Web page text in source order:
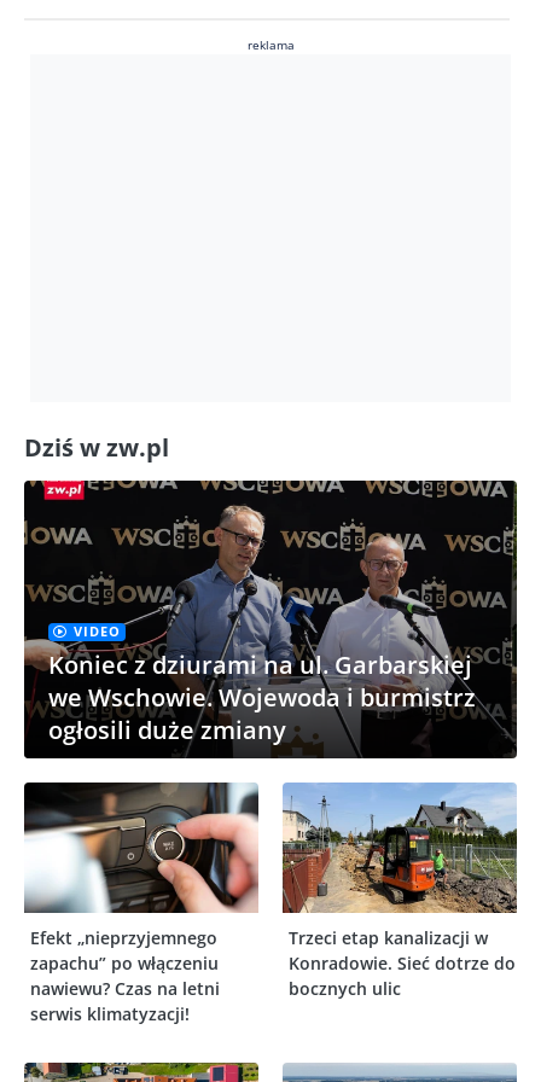
reklama
Dziś w zw.pl
VIDEO
Koniec z dziurami na ul. Garbarskiej
we Wschowie. Wojewoda i burmistrz
ogłosili duże zmiany
Efekt „nieprzyjemnego
zapachu” po włączeniu
nawiewu? Czas na letni
serwis klimatyzacji!
Trzeci etap kanalizacji w
Konradowie. Sieć dotrze do
bocznych ulic